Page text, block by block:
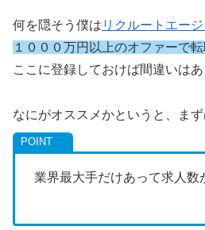
何を隠そう僕は リクルートエージ
１０００万円以上のオファーで転
ここに登録しておけば間違いはあ
なにがオススメかというと、まず
業界最大手だけあって求人数